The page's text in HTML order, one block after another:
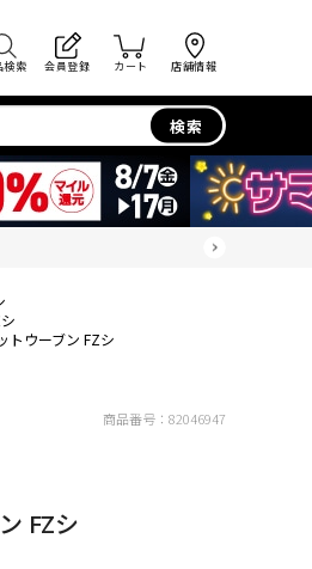
検索 会員登録 カート 店舗情報
検索
トウーブン FZシ
FZシ
商品番号： 82046947